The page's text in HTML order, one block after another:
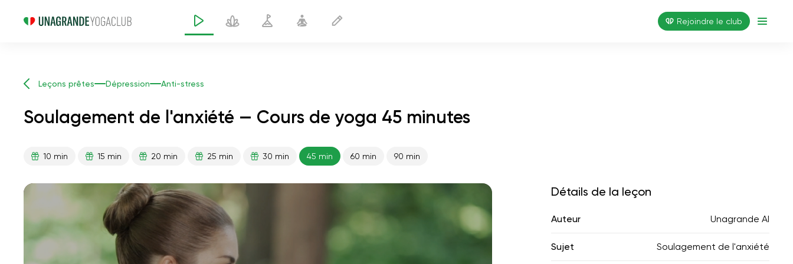
Rejoindre le club
Leçons prêtes Dépression Anti-stress
Soulagement de l'anxiété — Cours de yoga 45 minutes
10 min 15 min 20 min 25 min 30 min 45 min 60 min 90 min
Détails de la leçon
Auteur Unagrande AI
Sujet Soulagement de l'anxiété